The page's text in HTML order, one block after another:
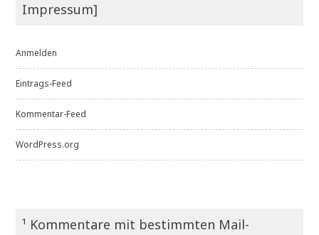
Impressum]
Anmelden
Eintrags-Feed
Kommentar-Feed
WordPress.org
¹ Kommentare mit bestimmten Mail-